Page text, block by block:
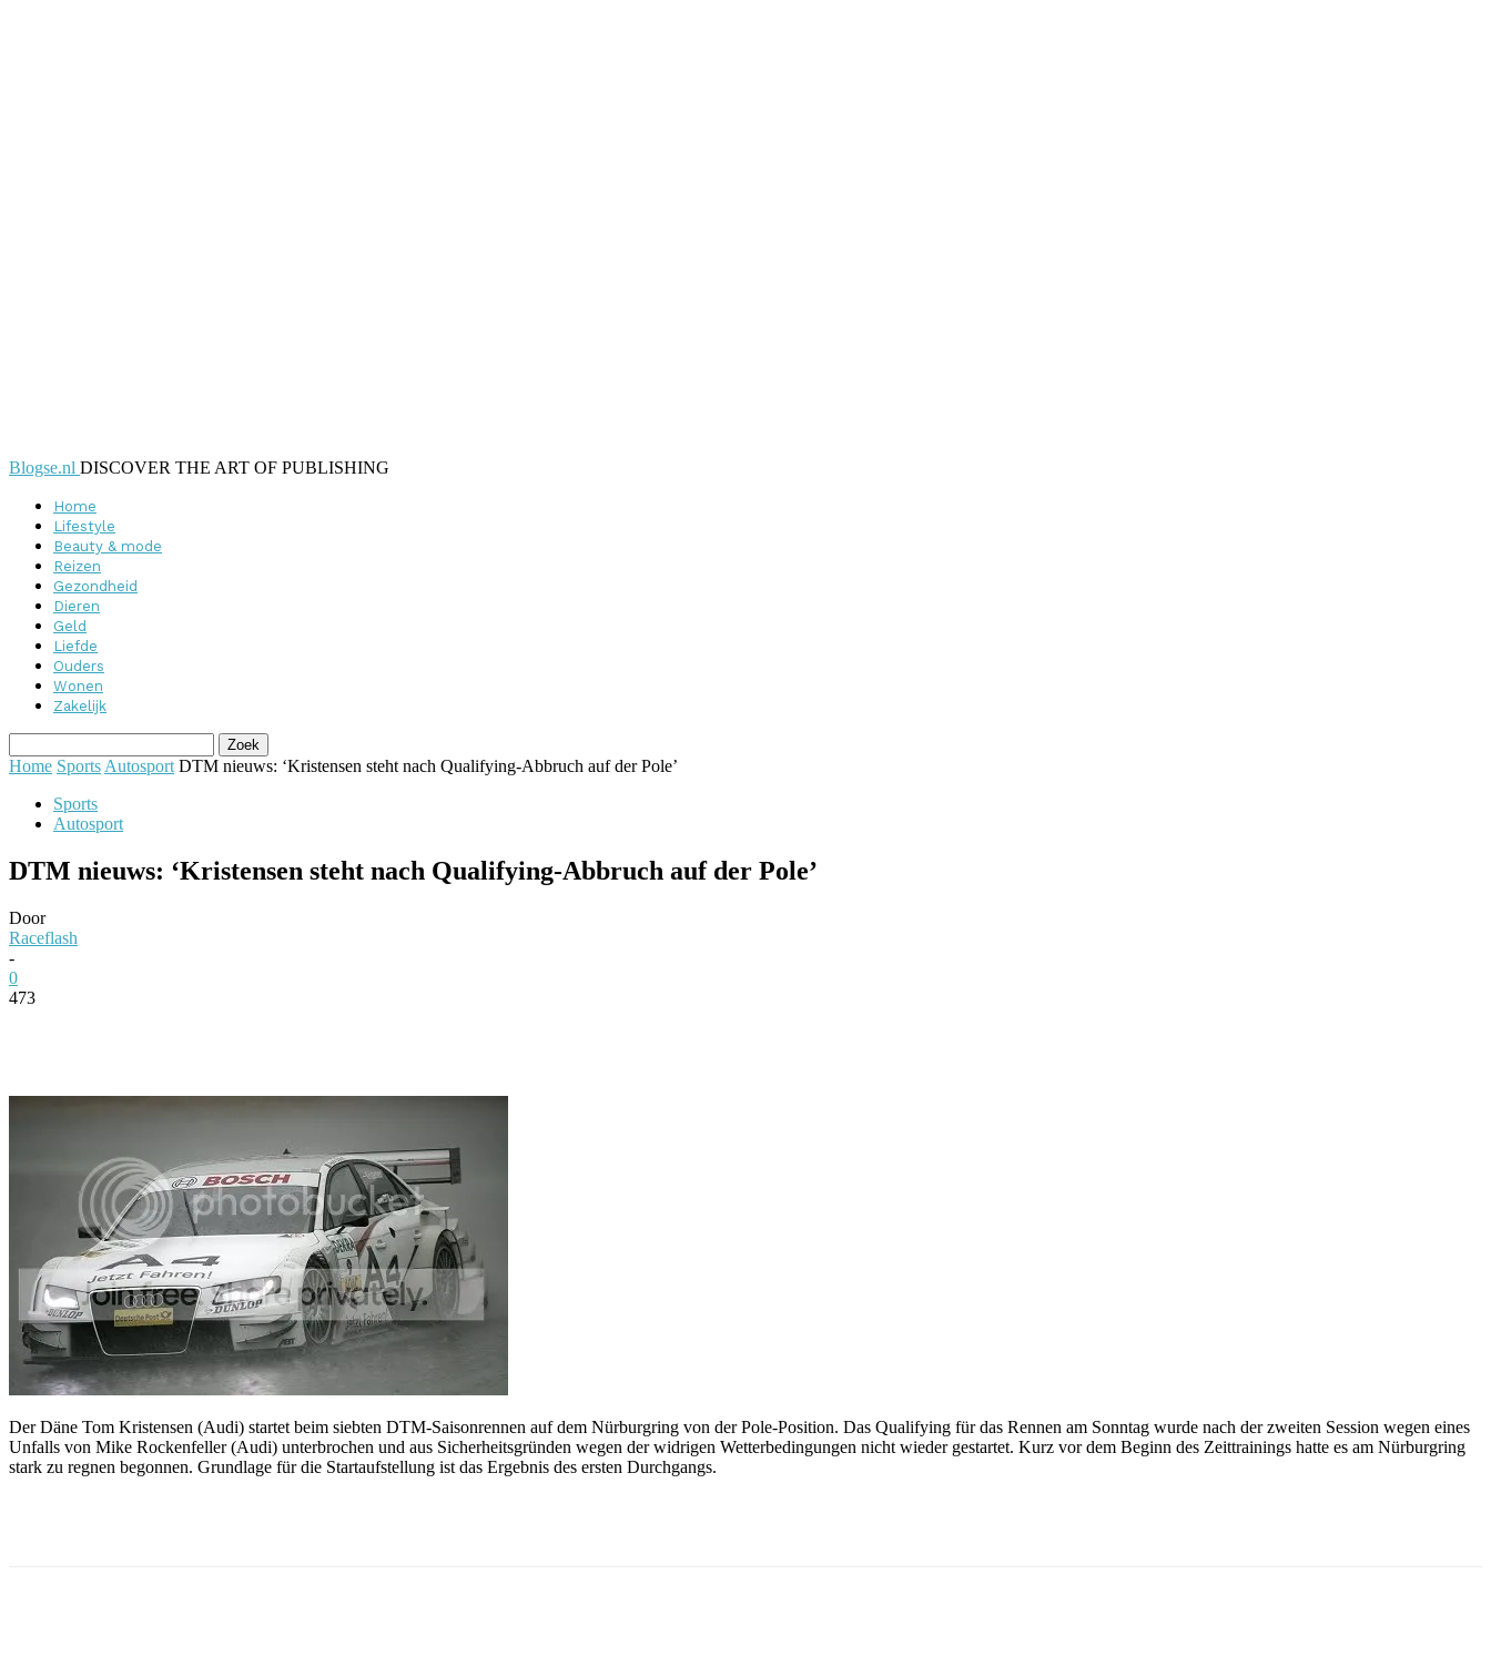
Blogse.nl DISCOVER THE ART OF PUBLISHING
Home
Lifestyle
Beauty & mode
Reizen
Gezondheid
Dieren
Geld
Liefde
Ouders
Wonen
Zakelijk
Home Sports Autosport DTM nieuws: ‘Kristensen steht nach Qualifying-Abbruch auf der Pole’
Sports
Autosport
DTM nieuws: ‘Kristensen steht nach Qualifying-Abbruch auf der Pole’
Door
Raceflash
-
0
473
Der Däne Tom Kristensen (Audi) startet beim siebten DTM-Saisonrennen auf dem Nürburgring von der Pole-Position. Das Qualifying für das Rennen am Sonntag wurde nach der zweiten Session wegen eines
Unfalls von Mike Rockenfeller (Audi) unterbrochen und aus Sicherheitsgründen wegen der widrigen Wetterbedingungen nicht wieder gestartet. Kurz vor dem Beginn des Zeittrainings hatte es am Nürburgring
stark zu regnen begonnen. Grundlage für die Startaufstellung ist das Ergebnis des ersten Durchgangs.